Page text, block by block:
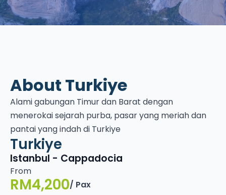
About Turkiye
Alami gabungan Timur dan Barat dengan
menerokai sejarah purba, pasar yang meriah dan
pantai yang indah di Turkiye
Turkiye
Istanbul - Cappadocia
From
RM4,200/ Pax